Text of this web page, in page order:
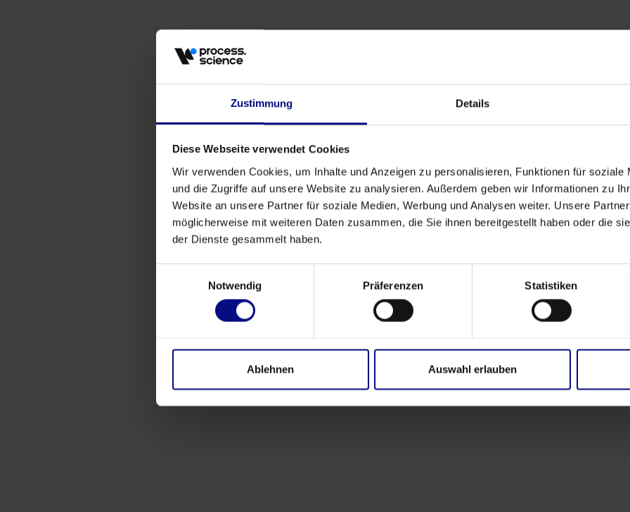
Zustimmung Details
Diese Webseite verwendet Cookies
Wir verwenden Cookies, um Inhalte und Anzeigen zu personalisieren, Funktionen für soziale
und die Zugriffe auf unsere Website zu analysieren. Außerdem geben wir Informationen zu
Website an unsere Partner für soziale Medien, Werbung und Analysen weiter. Unsere
möglicherweise mit weiteren Daten zusammen, die Sie ihnen bereitgestellt haben oder die
der Dienste gesammelt haben.
Notwendig
Präferenzen Statistiken
Ablehnen Auswahl erlauben
Por que as Compras Precisam de Mais do
Parceria Estratégica: Process.Science &
Innflow AG
May 21, 2026byBabette Schroth
Process.Science na Hannover Messe
2026: transformando a complexidade
Transparência do processo. Impacto real.
Babette Schroth